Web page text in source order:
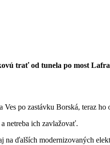
trať od tunela po most
po zastávku Borská, teraz ho
netreba ich zavlažovať.
na ďalších modernizovaných